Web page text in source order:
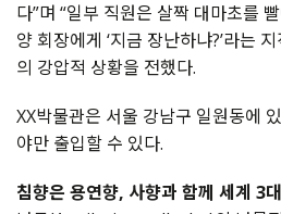
다”며 “일부 직원은 살짝 대마초를
양 회장에게 ‘지금 장난하냐?’라는
의 강압적 상황을 전했다.
XX박물관은 서울 강남구 일원동에
야만 출입할 수 있다.
침향은 용연향, 사향과 함께 세계 3대